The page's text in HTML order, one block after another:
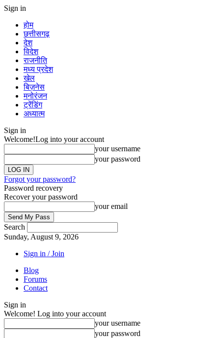
Sign in
होम
छत्तीसगढ़
देश
विदेश
राजनीति
मध्य प्रदेश
खेल
बिज़नेस
मनोरंजन
ट्रेंडिंग
अध्यात्म
Sign in
Welcome!Log into your account
your username
your password
Forgot your password?
Password recovery
Recover your password
your email
Search
Sunday, August 9, 2026
Sign in / Join
Blog
Forums
Contact
Sign in
Welcome! Log into your account
your username
your password